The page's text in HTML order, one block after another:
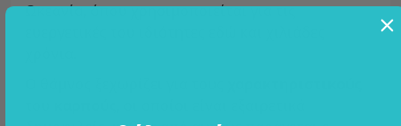
Ωκεανία, όπου χρησιμοποιείται για τις